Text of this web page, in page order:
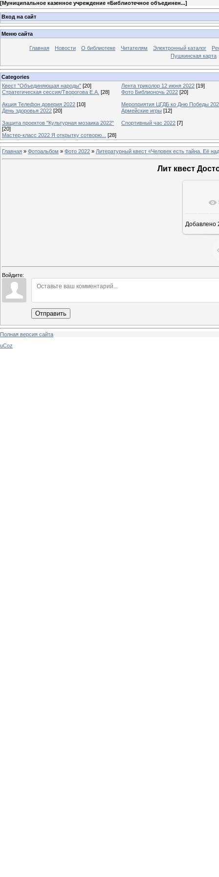
[Муниципальное казенное учреждение «Библиотечное объединен...]
Вход на сайт
Меню сайта
Главная Новости О библиотеке Читателям Электронный каталог
Пушкинская карта
Categories
Квест "Объединяющая народы" [20] Лента триколор 12 июня 2022 [19]
Стратегическая сессия/Творогова Е.А. [28] Фото Библионочь 2022 [20]
Акция Телефон доверия 2022 [10]
Мероприятия ЦГДБ ко Дню Победы
День здоровья 2022 [20] Армейские игры [12]
Защита проектов "Культурная мозаика 2022"
[20]
Спортивный час 2022 [7]
Мастер-класс 2022 Я открытку сотворю... [28]
Главная » Фотоальбом » Фото 2022 » Литературный квест «Человек есть тайна. Её
Лит квест
В
Добавлено
Войдите:
Отправить
Полная версия сайта
uCoz